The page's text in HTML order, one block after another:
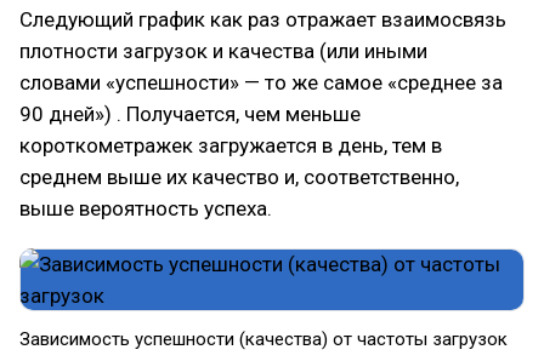
Следующий график как раз отражает взаимосвязь
плотности загрузок и качества (или иными
словами «успешности» — то же самое «среднее за
90 дней») . Получается, чем меньше
короткометражек загружается в день, тем в
среднем выше их качество и, соответственно,
выше вероятность успеха.
Зависимость успешности (качества) от частоты загрузок